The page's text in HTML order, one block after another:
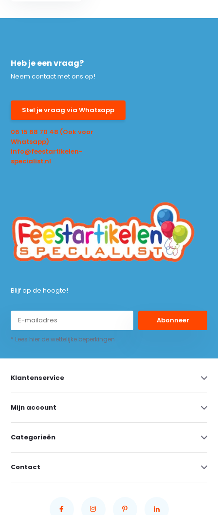
Heb je een vraag?
Neem contact met ons op!
Stel je vraag via Whatsapp
06 15 68 70 48 (Ook voor
Whatsapp)
info@feestartikelen-
specialist.nl
Blijf op de hoogte!
Abonneer
* Lees hier de wettelijke beperkingen
Klantenservice
Mijn account
Categorieën
Contact